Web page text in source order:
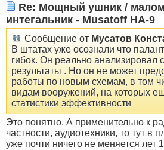
Re: Мощный ушник /
интегальник - Musatoff HA-9
Сообщение от Мусатов
В штатах уже осознали что
гибок. Он реально анализировал
результаты . Но он не может
работы по новым схемам, в том
видам вооружений, на которых
статистики эффективности
Это понятно. А применительно к
частности, аудиотехники, то тут в
уже почти ничего не меняется лет